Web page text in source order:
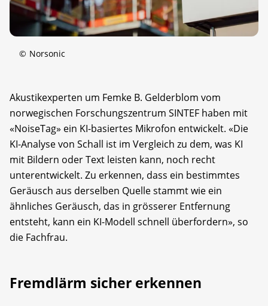
© Norsonic
Akustikexperten um Femke B. Gelderblom vom
norwegischen Forschungszentrum SINTEF haben mit
«NoiseTag» ein KI-basiertes Mikrofon entwickelt. «Die
KI-Analyse von Schall ist im Vergleich zu dem, was KI
mit Bildern oder Text leisten kann, noch recht
unterentwickelt. Zu erkennen, dass ein bestimmtes
Geräusch aus derselben Quelle stammt wie ein
ähnliches Geräusch, das in grösserer Entfernung
entsteht, kann ein KI-Modell schnell überfordern», so
die Fachfrau.
Fremdlärm sicher erkennen